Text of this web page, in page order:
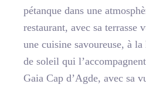
pétanque dans une
restaurant, avec sa terrasse
une cuisine savoureuse, à
de soleil qui
Gaia Cap d’Agde, avec sa